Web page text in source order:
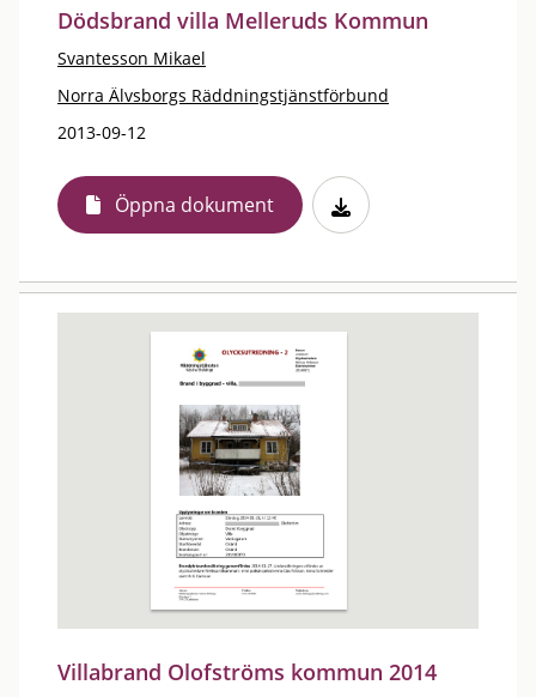
Dödsbrand villa Melleruds Kommun
Svantesson Mikael
Norra Älvsborgs Räddningstjänstförbund
2013-09-12
Öppna dokument
Villabrand Olofströms kommun 2014